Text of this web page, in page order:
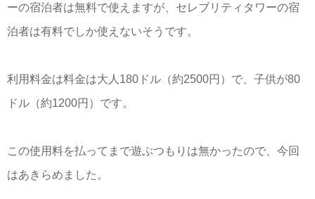
ーの宿泊者は無料で使えますが、セレブリティタワーの宿
泊者は有料でしか使えないそうです。
利用料金は料金は大人180ドル（約2500円）で、子供が80
ドル（約1200円）です。
この使用料を払ってまで遊ぶつもりは無かったので、今回
はあきらめました。